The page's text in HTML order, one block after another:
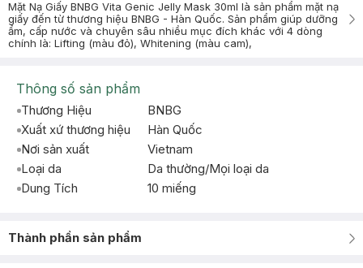
Mặt Nạ Giấy BNBG Vita Genic Jelly Mask 30ml là sản phẩm mặt nạ
giấy đến từ thương hiệu BNBG - Hàn Quốc. Sản phẩm giúp dưỡng
ẩm, cấp nước và chuyên sâu nhiều mục đích khác với 4 dòng
chính là: Lifting (màu đỏ), Whitening (màu cam),
Thông số sản phẩm
Thương Hiệu
BNBG
Xuất xứ thương hiệu
Hàn Quốc
Nơi sản xuất
Vietnam
Loại da
Da thường/Mọi loại da
Dung Tích
10 miếng
Thành phần sản phẩm